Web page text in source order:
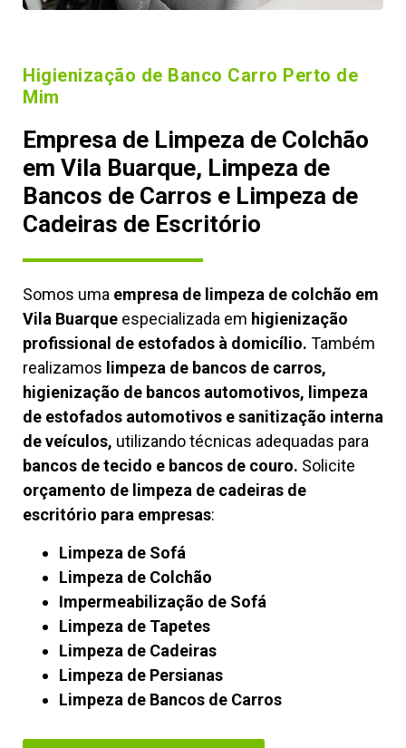
Higienização de Banco Carro Perto de
Mim
Empresa de Limpeza de Colchão
em Vila Buarque, Limpeza de
Bancos de Carros e Limpeza de
Cadeiras de Escritório
Somos uma empresa de limpeza de colchão em
Vila Buarque especializada em higienização
profissional de estofados à domicílio. Também
realizamos limpeza de bancos de carros,
higienização de bancos automotivos, limpeza
de estofados automotivos e sanitização interna
de veículos, utilizando técnicas adequadas para
bancos de tecido e bancos de couro. Solicite
orçamento de limpeza de cadeiras de
escritório para empresas:
Limpeza de Sofá
Limpeza de Colchão
Impermeabilização de Sofá
Limpeza de Tapetes
Limpeza de Cadeiras
Limpeza de Persianas
Limpeza de Bancos de Carros